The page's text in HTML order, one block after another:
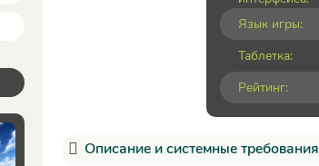
Язык игры:
Таблетка:
Рейтинг:
Описание и системные требования